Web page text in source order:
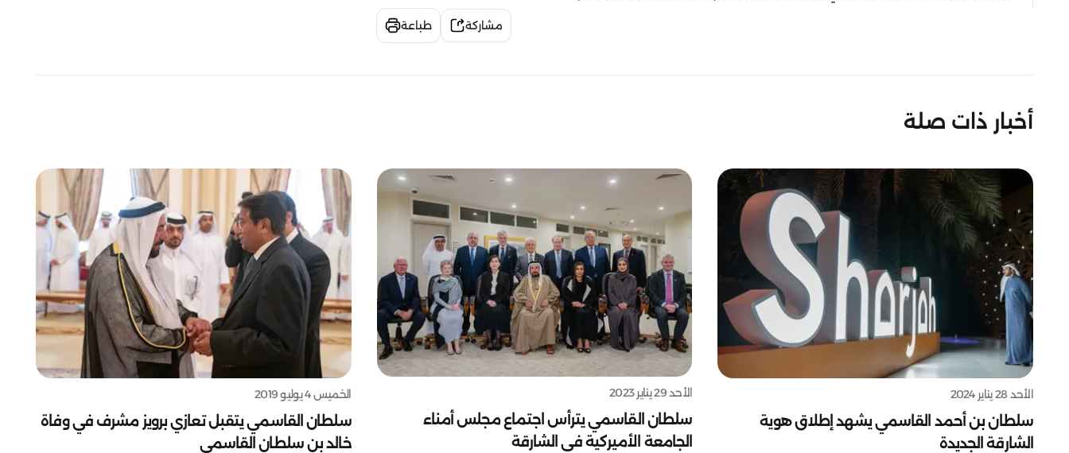
مشاركة طباعة
أخبار ذات صلة
الأحد 28 يناير 2024
سلطان بن أحمد القاسمي يشهد إطلاق هوية
الشارقة الجديدة
الأحد 29 يناير 2023
سلطان القاسمي يترأس اجتماع مجلس أمناء
الجامعة الأميركية في الشارقة
الخميس 4 يوليو 2019
سلطان القاسمي يتقبل تعازي برويز مشرف في وفاة
خالد بن سلطان القاسمي